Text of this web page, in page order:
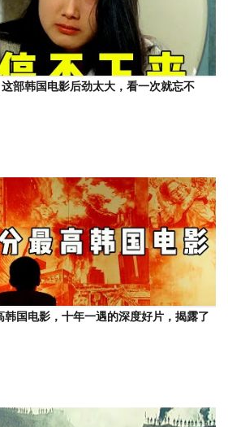
这部韩国电影后劲太大，看一次就忘不
韩国电影，十年一遇的深度好片，揭露了